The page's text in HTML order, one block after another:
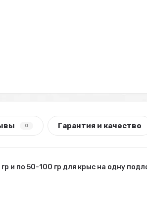
0 Гарантия и качество
и по 50-100 гр для крыс на одну